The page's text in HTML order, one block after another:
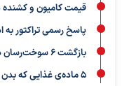
قیمت کامیون و کشنده های بازار؛ از ۸
پاسخ رسمی تراکتور به
بازگشت ۶ سوخت‌رسان در جنگ علیه ایران به آمریکا
۵ ماده‌ی غذایی که بدن را در گرمای ۴۰ درجه خنک می‌کنند